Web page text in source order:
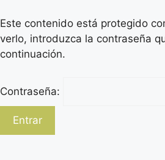
Este contenido está protegido
verlo, introduzca la contraseña
continuación.
Contraseña: